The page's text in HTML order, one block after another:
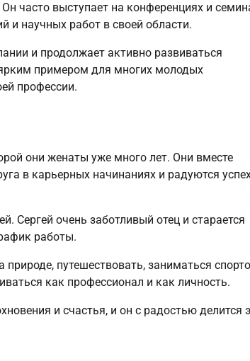
часто выступает на конференциях и
и научных работ в своей области.
и продолжает активно развиваться
примером для многих молодых
профессии.
они женаты уже много лет. Они вместе
в карьерных начинаниях и радуются
Сергей очень заботливый отец и старается
работы.
путешествовать, заниматься
как профессионал и как личность.
и счастья, и он с радостью делится